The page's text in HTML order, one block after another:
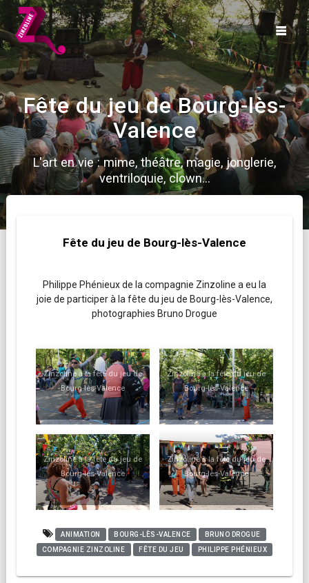
Skip
to
content
Fête du jeu de Bourg-lès-
Valence
L'art en vie : mime, théâtre, magie, jonglerie,
ventriloquie, clown...
Fête du jeu de Bourg-lès-Valence
Philippe Phénieux de la compagnie Zinzoline a eu la
joie de participer à la fête du jeu de Bourg-lès-Valence,
photographies Bruno Drogue
Zinzoline à la fête du jeu de
Bourg-lès-Valence
Zinzoline à la fête du jeu de
Bourg-lès-Valence
Zinzoline à la fête du jeu de
Bourg-lès-Valence
Zinzoline à la fête du jeu de
Bourg-lès-Valence
ANIMATION BOURG-LÈS-VALENCE
BRUNO DROGUE
COMPAGNIE ZINZOLINE
FÊTE DU JEU PHILIPPE PHÉNIEUX